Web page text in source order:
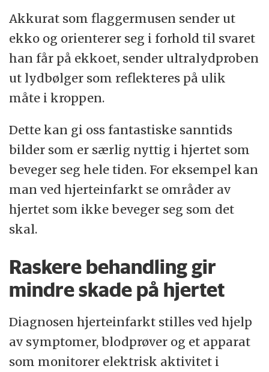
Akkurat som flaggermusen sender ut
ekko og orienterer seg i forhold til svaret
han får på ekkoet, sender ultralydproben
ut lydbølger som reflekteres på ulik
måte i kroppen.
Dette kan gi oss fantastiske sanntids
bilder som er særlig nyttig i hjertet som
beveger seg hele tiden. For eksempel kan
man ved hjerteinfarkt se områder av
hjertet som ikke beveger seg som det
skal.
Raskere behandling gir
mindre skade på hjertet
Diagnosen hjerteinfarkt stilles ved hjelp
av symptomer, blodprøver og et apparat
som monitorer elektrisk aktivitet i